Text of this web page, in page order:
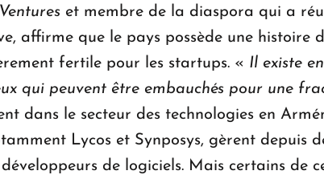
et membre de la diaspora qui a
affirme que le pays possède une histoire
fertile pour les startups. « Il existe
qui peuvent être embauchés pour une
dans le secteur des technologies en
Lycos et Synposys, gèrent depuis
de logiciels. Mais certains de